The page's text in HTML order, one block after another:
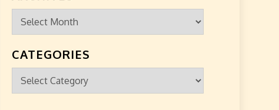
Archives
CATEGORIES
Categories